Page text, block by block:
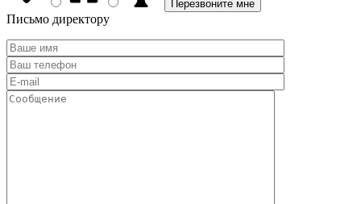
Письмо директору